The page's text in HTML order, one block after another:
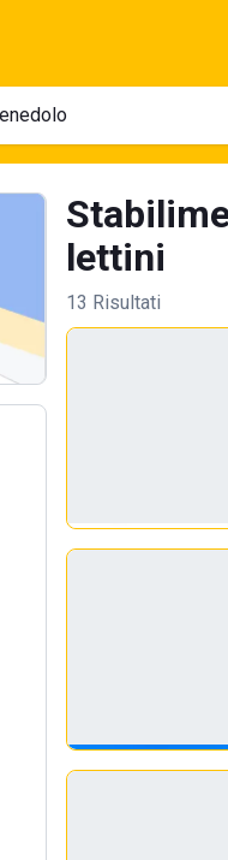
lettini
13 Risultati